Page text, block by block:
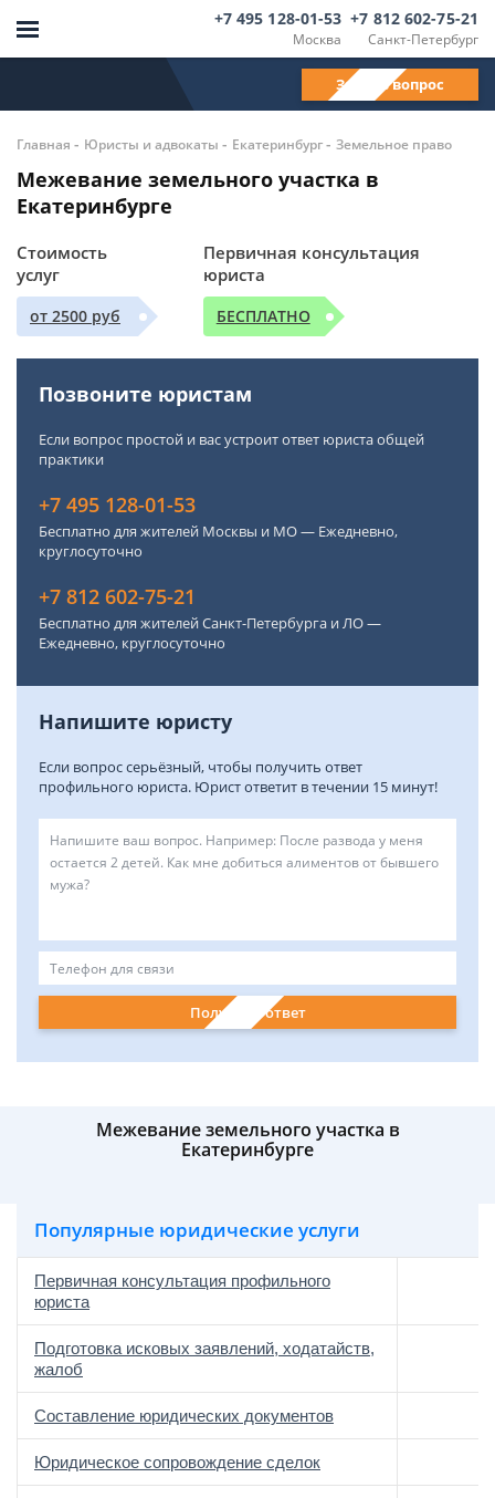
Москва
+7 495 128-01-53
Санкт-Петербург
+7 812 602-75-21
Задать вопрос
Главная - Юристы и адвокаты - Екатеринбург- Земельное право
Межевание земельного участка в
Екатеринбурге
Стоимость
услуг
от 2500 руб
Первичная консультация
юриста
БЕСПЛАТНО
Позвоните юристам
Если вопрос простой и вас устроит ответ юриста общей
практики
+7 495 128-01-53
Бесплатно для жителей Москвы и МО — Ежедневно,
круглосуточно
+7 812 602-75-21
Бесплатно для жителей Санкт-Петербурга и ЛО —
Ежедневно, круглосуточно
Напишите юристу
Если вопрос серьёзный, чтобы получить ответ
профильного юриста. Юрист ответит в течении 15 минут!
Получить ответ
Межевание земельного участка в
Екатеринбурге
Популярные юридические услуги
Первичная консультация профильного
юриста
Подготовка исковых заявлений, ходатайств,
жалоб
Составление юридических документов
Юридическое сопровождение сделок